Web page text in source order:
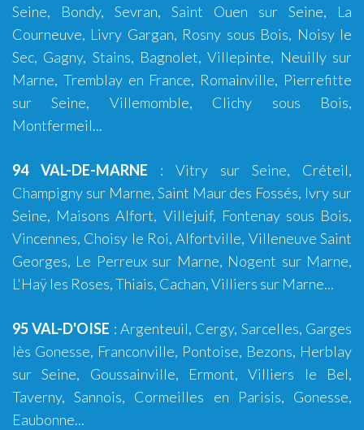
Seine, Bondy, Sevran, Saint Ouen sur Seine, La
Courneuve, Livry Gargan, Rosny sous Bois, Noisy le
Sec, Gagny, Stains, Bagnolet, Villepinte, Neuilly sur
Marne, Tremblay en France, Romainville, Pierrefitte
sur Seine, Villemomble, Clichy sous Bois,
Montfermeil...
94 VAL-DE-MARNE : Vitry sur Seine, Créteil,
Champigny sur Marne, Saint Maur des Fossés, Ivry sur
Seine, Maisons Alfort, Villejuif, Fontenay sous Bois,
Vincennes, Choisy le Roi, Alfortville, Villeneuve Saint
Georges, Le Perreux sur Marne, Nogent sur Marne,
L'Haÿ les Roses, Thiais, Cachan, Villiers sur Marne...
95 VAL-D'OISE :Argenteuil, Cergy, Sarcelles, Garges
lès Gonesse, Franconville, Pontoise, Bezons, Herblay
sur Seine, Goussainville, Ermont,Villiers le Bel,
Taverny,Sannois, Cormeilles en Parisis, Gonesse,
Eaubonne...